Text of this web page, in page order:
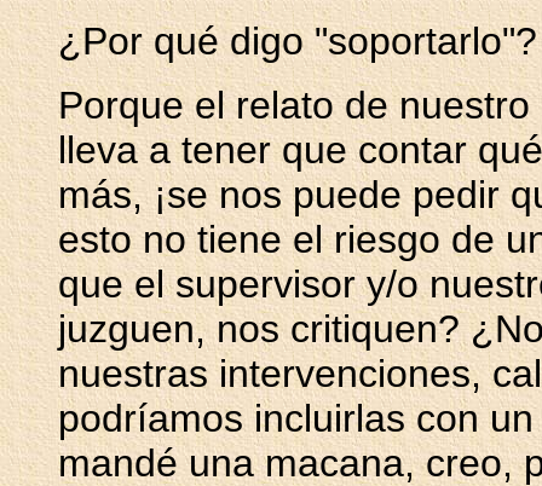
¿Por qué digo "soportarlo"?
Porque el relato de
lleva a tener que contar
más, ¡se nos puede pedir
esto no tiene el riesgo de
que el supervisor y/o
juzguen, nos critiquen?
nuestras intervenciones,
podríamos incluirlas con
mandé una macana, creo,